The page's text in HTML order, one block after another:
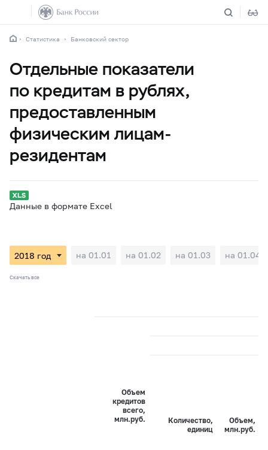
Статистика Банковский сектор
Отдельные показатели
по кредитам в рублях,
предоставленным
физическим лицам-
резидентам
Данные в формате Excel
на 01.01 на 01.02 на 01.03 на 01.04
Скачать все
Объем
кредитов
всего,
млн.руб.
Количество,
единиц
Объем,
млн.руб.